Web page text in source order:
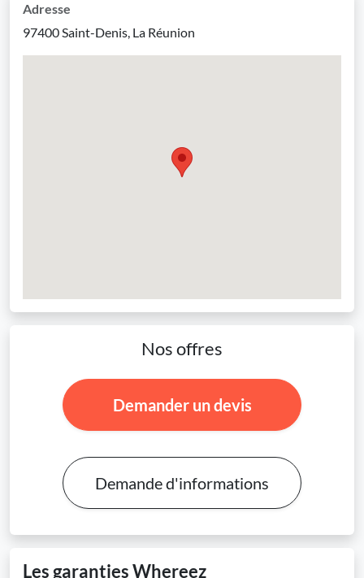
Adresse
97400 Saint-Denis, La Réunion
Nos offres
Demander un devis
Demande d'informations
Les garanties Whereez